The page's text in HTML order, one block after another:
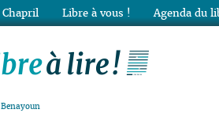
Benayoun
Chapril Libre à vous ! Agenda du